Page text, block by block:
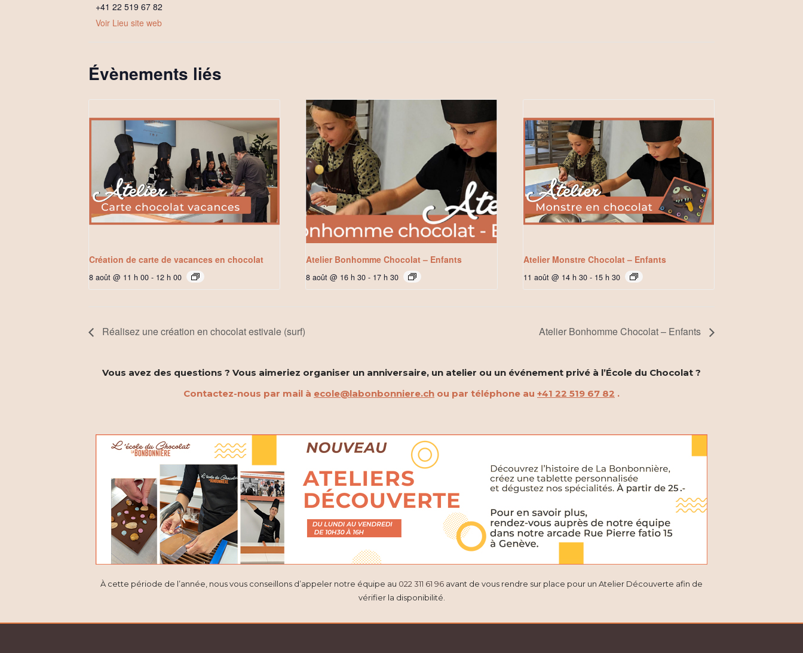
+41 22 519 67 82
Voir Lieu site web
Évènements liés
Création de carte de vacances en chocolat
8 août @ 11 h 00 - 12 h 00
Atelier Bonhomme Chocolat – Enfants
8 août @ 16 h 30 - 17 h 30
Atelier Monstre Chocolat – Enfants
11 août @ 14 h 30 - 15 h 30
Réalisez une création en chocolat estivale (surf) Atelier Bonhomme Chocolat – Enfants
Vous avez des questions ? Vous aimeriez organiser un anniversaire, un atelier ou un événement privé à l’École du Chocolat ?
Contactez-nous par mail à ecole@labonbonniere.ch ou par téléphone au +41 22 519 67 82 .
À cette période de l’année, nous vous conseillons d’appeler notre équipe au 022 311 61 96 avant de vous rendre sur place pour un Atelier Découverte afin de
vérifier la disponibilité.